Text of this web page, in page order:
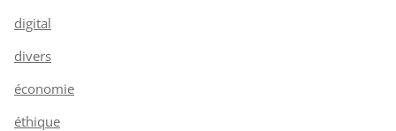
digital
divers
économie
éthique